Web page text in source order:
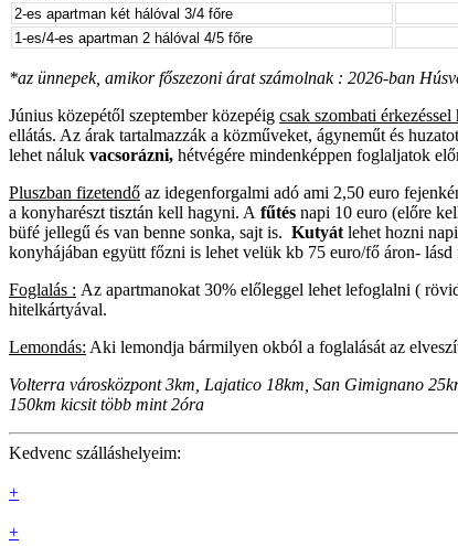
2-es apartman két hálóval 3/4 főre
1-es/4-es apartman 2 hálóval 4/5 főre
*az ünnepek, amikor főszezoni árat számolnak : 2026-ban
Június közepétől szeptember közepéig csak szombati érkezéssel
ellátás. Az árak tartalmazzák a közműveket, ágyneműt és
lehet náluk vacsorázni, hétvégére mindenképpen foglaljatok
Pluszban fizetendő az idegenforgalmi adó ami 2,50 euro
a konyharészt tisztán kell hagyni. A fűtés napi 10 euro (előre
büfé jellegű és van benne sonka, sajt is. Kutyát lehet hozni
konyhájában együtt főzni is lehet velük kb 75 euro/fő áron-
Foglalás : Az apartmanokat 30% előleggel lehet lefoglalni (
hitelkártyával.
Lemondás: Aki lemondja bármilyen okból a foglalását az
Volterra városközpont 3km, Lajatico 18km, San Gimignano
150km kicsit több mint 2óra
Kedvenc szálláshelyeim:
+
+